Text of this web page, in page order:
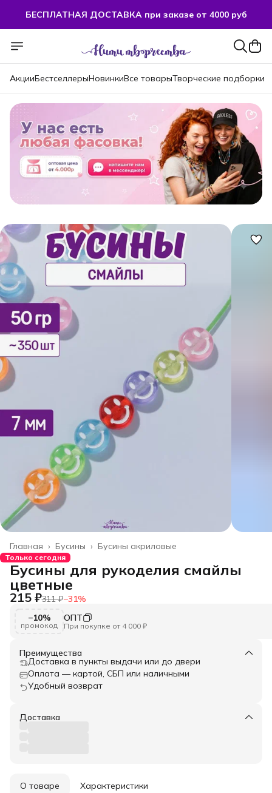
БЕСПЛАТНАЯ ДОСТАВКА при заказе от 4000 руб
АкцииБестселлерыНовинкиВсе товарыТворческие подборки
Бусины акриловые
Бусины ›
Главная ›
Только сегодня
Бусины для рукоделия смайлы
цветные
215 ₽311 ₽−31%
−10%
промокод
ОПТ
При покупке от 4 000 ₽
Преимущества
Доставка в пункты выдачи или до двери
Оплата — картой, СБП или наличными
Удобный возврат
Доставка
О товаре Характеристики